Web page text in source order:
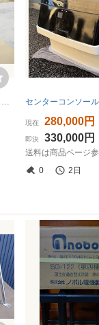
■動画有 工進 モノフレックスポンプ 24V 電磁クラッチ付 AO-136 B-1 SHINKO 中古
現在 280,000円
即決 330,000円
送料は商品ページ
0
2日